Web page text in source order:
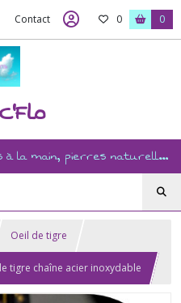
Contact 0 0
Bijoux et accessoires assemblés à la main, pierres naturelles, ésotérisme, revente, et mercerie créative
Oeil de tigre
tigre chaîne acier inoxydable